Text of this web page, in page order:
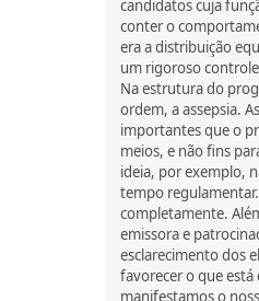
candidatos cuja
conter o
era a distribuição
um rigoroso
Na estrutura do
ordem, a assepsia.
importantes que o
meios, e não fins
ideia, por exemplo,
tempo
completamente.
emissora e
esclarecimento dos
favorecer o que
manifestamos o